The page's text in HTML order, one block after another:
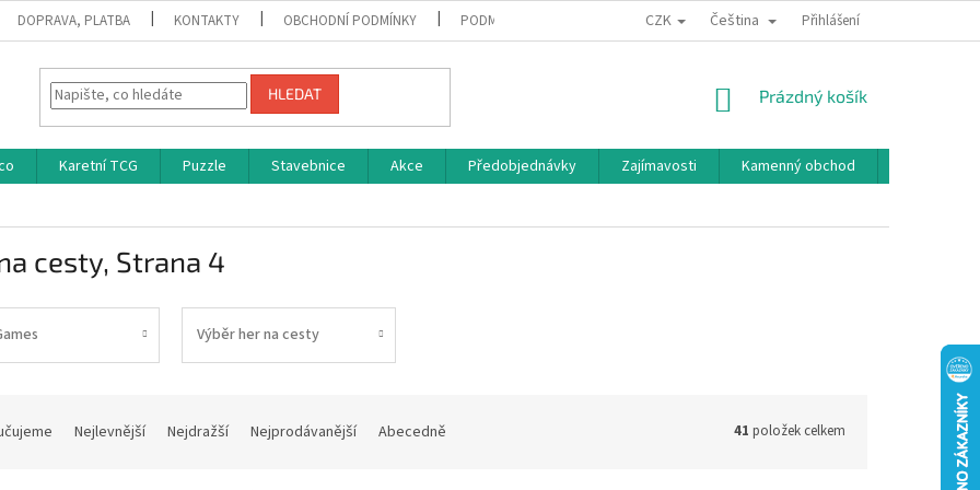
DOPRAVA, PLATBA KONTAKTY OBCHODNÍ PODMÍNKY PODMÍNKY OCHRANY OSOBNÍCH ÚDAJŮ BONUSOVÝ PROGRAM
CZK Čeština Přihlášení
HLEDAT
NÁKUPNÍ
Prázdný košík
Karetní TCG Puzzle Stavebnice Akce Předobjednávky Zajímavosti Kamenný obchod
cesty, Strana 4
Výběr her na cesty
Nejlevnější Nejdražší Nejprodávanější Abecedně 41 položek celkem